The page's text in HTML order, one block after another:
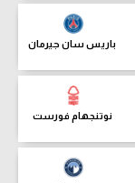
باريس سان جيرمان
نوتنجهام فورست